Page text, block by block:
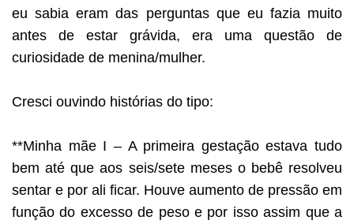
eu sabia eram das perguntas que eu fazia muito
antes de estar grávida, era uma questão de
curiosidade de menina/mulher.
Cresci ouvindo histórias do tipo:
**Minha mãe I – A primeira gestação estava tudo
bem até que aos seis/sete meses o bebê resolveu
sentar e por ali ficar. Houve aumento de pressão em
função do excesso de peso e por isso assim que a